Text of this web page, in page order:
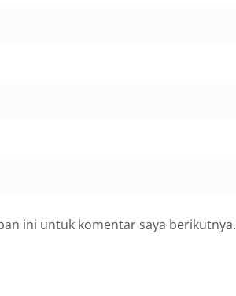
ini untuk komentar saya berikutnya.